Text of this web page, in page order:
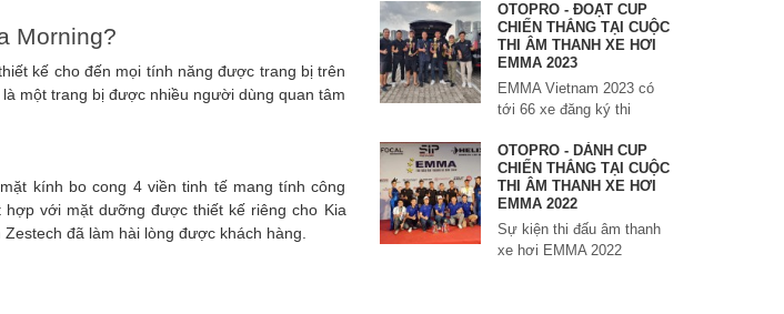
Morning?
kế cho đến mọi tính năng được trang bị trên
một trang bị được nhiều người dùng quan tâm
kính bo cong 4 viền tinh tế mang tính công
với mặt dưỡng được thiết kế riêng cho Kia
đã làm hài lòng được khách hàng.
OTOPRO - ĐOẠT CUP
CHIẾN THẮNG TẠI CUỘC
THI ÂM THANH XE HƠI
EMMA 2023
EMMA Vietnam 2023 có
tới 66 xe đăng ký thi
OTOPRO - DÀNH CUP
CHIẾN THẮNG TẠI CUỘC
THI ÂM THANH XE HƠI
EMMA 2022
Sự kiện thi đấu âm thanh
xe hơi EMMA 2022